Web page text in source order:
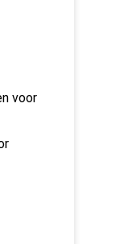
voor